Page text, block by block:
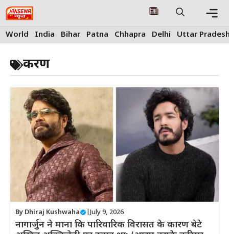
Skip
to
content
World India Bihar Patna Chhapra Delhi Uttar
करण
By Dhiraj Kushwaha July 9, 2026
नागार्जुन ने माना कि पारिवारिक विरासत के कारण बेटे